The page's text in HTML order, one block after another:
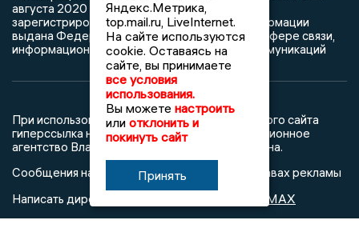
августа 2020 г. согласно выписке из реестра
зарегистрированных средств массовой информации
выдана Федеральной службой по надзору в сфере связи,
информационных технологий и массовых коммуникаций
При использовании любого материала с данного сайта
гиперссылка на Сетевое издание «Информационное
агентство Владимирские новости» обязательна.
Сообщения на сером фоне размещены на правах рекламы
Написать директору в телеграм
MAX
Яндекс.Метрика,
top.mail.ru, LiveInternet.
На сайте используются
cookie. Оставаясь на
сайте, вы принимаете
все условия
использования.
Вы можете настроить
или отклонить и
покинуть сайт
Принять